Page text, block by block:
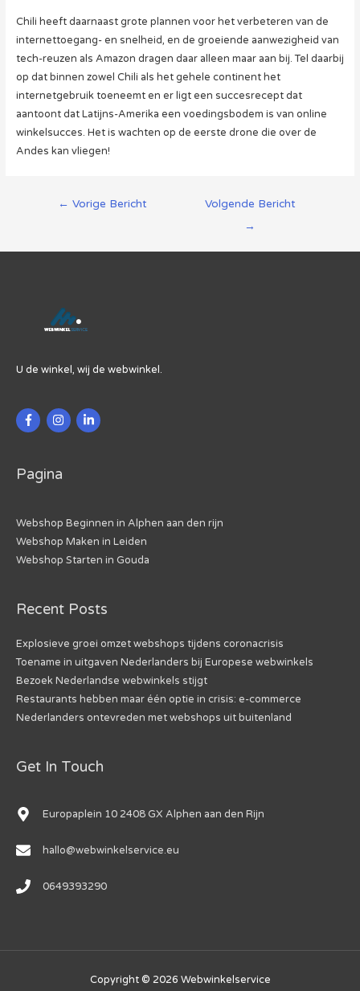
Chili heeft daarnaast grote plannen voor het verbeteren van de
internettoegang- en snelheid, en de groeiende aanwezigheid van
tech-reuzen als Amazon dragen daar alleen maar aan bij. Tel daarbij
op dat binnen zowel Chili als het gehele continent het
internetgebruik toeneemt en er ligt een succesrecept dat
aantoont dat Latijns-Amerika een voedingsbodem is van online
winkelsucces. Het is wachten op de eerste drone die over de
Andes kan vliegen!
Berichtnavigatie
← Vorige Bericht
Volgende Bericht
→
U de winkel, wij de webwinkel.
Pagina
Webshop Beginnen in Alphen aan den rijn
Webshop Maken in Leiden
Webshop Starten in Gouda
Recent Posts
Explosieve groei omzet webshops tijdens coronacrisis
Toename in uitgaven Nederlanders bij Europese webwinkels
Bezoek Nederlandse webwinkels stijgt
Restaurants hebben maar één optie in crisis: e-commerce
Nederlanders ontevreden met webshops uit buitenland
Get In Touch
Europaplein 10 2408 GX Alphen aan den Rijn
hallo@webwinkelservice.eu
0649393290
Copyright © 2026 Webwinkelservice